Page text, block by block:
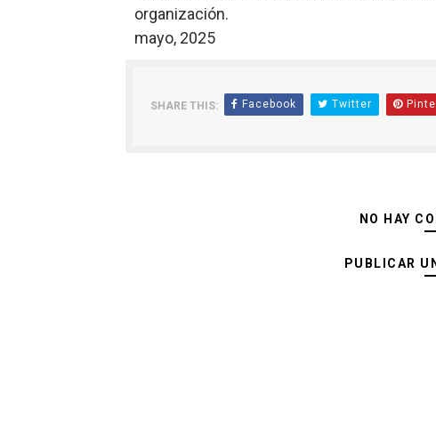
organización.
mayo, 2025
SHARE THIS: Facebook Twitter
NO HAY
PUBLICAR